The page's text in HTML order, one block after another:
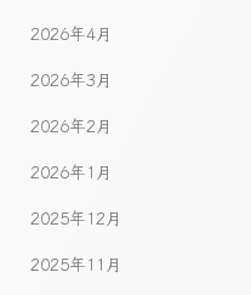
2026年4月
2026年3月
2026年2月
2026年1月
2025年12月
2025年11月